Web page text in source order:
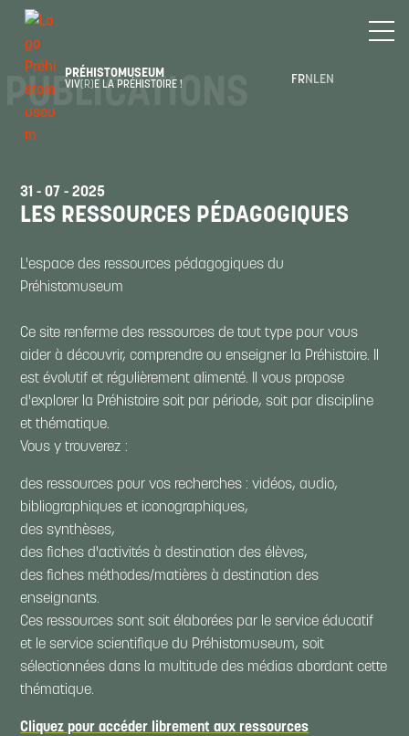
PRÉHISTOMUSEUM
VIV(R)E LA PRÉHISTOIRE ! FRNLEN
PUBLICATIONS
31 - 07 - 2025
LES RESSOURCES PÉDAGOGIQUES
L'espace des ressources pédagogiques du
Préhistomuseum
Ce site renferme des ressources de tout type pour vous
aider à découvrir, comprendre ou enseigner la Préhistoire. Il
est évolutif et régulièrement alimenté. Il vous propose
d'explorer la Préhistoire soit par période, soit par discipline
et thématique.
Vous y trouverez :
des ressources pour vos recherches : vidéos, audio,
bibliographiques et iconographiques,
des synthèses,
des fiches d'activités à destination des élèves,
des fiches méthodes/matières à destination des
enseignants.
Ces ressources sont soit élaborées par le service éducatif
et le service scientifique du Préhistomuseum, soit
sélectionnées dans la multitude des médias abordant cette
thématique.
Cliquez pour accéder librement aux ressources